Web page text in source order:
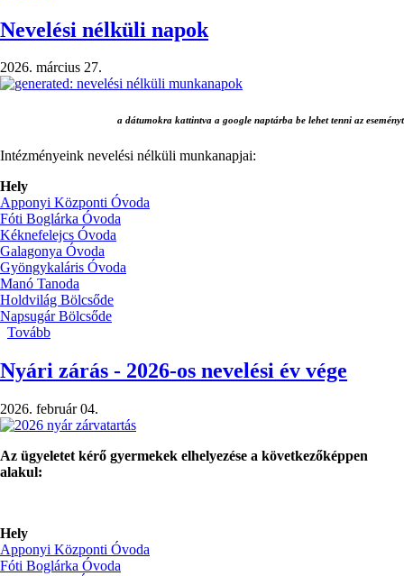
es
nevelési
Nevelési nélküli napok
2026. március 27.
a dátumokra kattintva a google naptárba be lehet tenni az eseményt
Intézményeink nevelési nélküli munkanapjai:
Hely
Apponyi Központi Óvoda
Fóti Boglárka Óvoda
Kéknefelejcs Óvoda
Galagonya Óvoda
Gyöngykaláris Óvoda
Manó Tanoda
Holdvilág Bölcsőde
Napsugár Bölcsőde
Tovább
napok)
Nyári zárás - 2026-os nevelési év vége
2026. február 04.
Az ügyeletet kérő gyermekek elhelyezése a következőképpen
alakul:
Hely
Apponyi Központi Óvoda
Fóti Boglárka Óvoda